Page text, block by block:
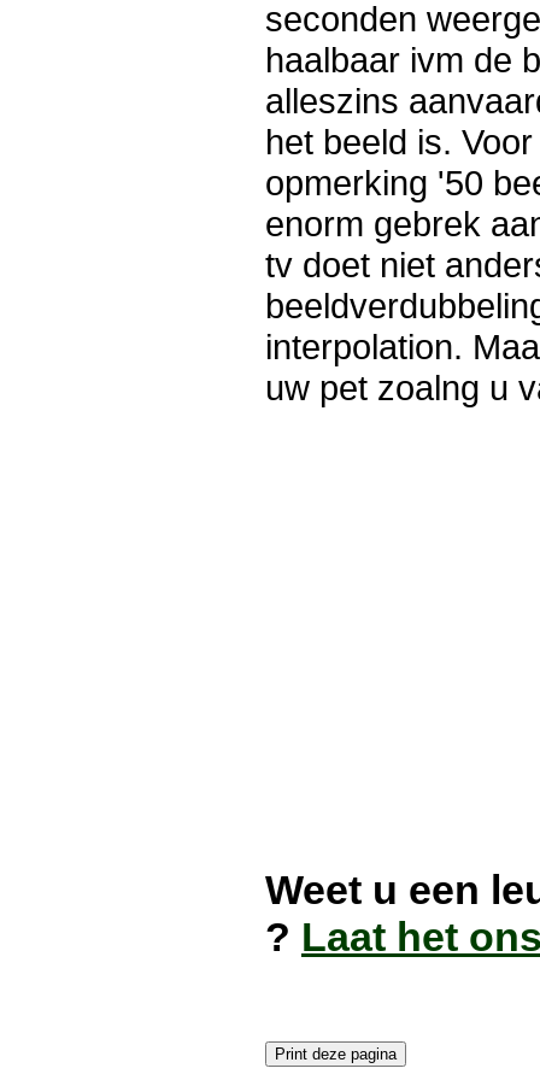
seconden
haalbaar ivm de
alleszins
het beeld is.
opmerking '50
enorm gebrek
tv doet niet
interpolation.
uw pet zoalng u
Weet u een
? Laat het